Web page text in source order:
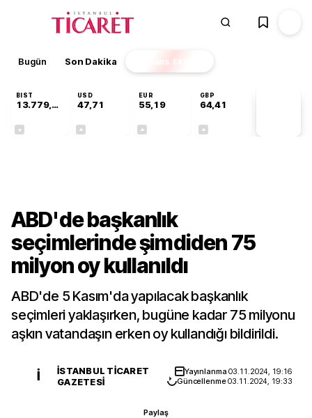
Bugün Son Dakika Finans EKSTRA
BIST
13.779,39
USD
47,71
EUR
55,19
GBP
64,41
ABD'de başkanlık
seçimlerinde şimdiden 75
milyon oy kullanıldı
ABD'de 5 Kasım'da yapılacak başkanlık
seçimleri yaklaşırken, bugüne kadar 75 milyonu
aşkın vatandaşın erken oy kullandığı bildirildi.
İ
İSTANBUL TICARET
GAZETESI
Yayınlanma03.11.2024, 19:16
Güncellenme03.11.2024, 19:33
Paylaş